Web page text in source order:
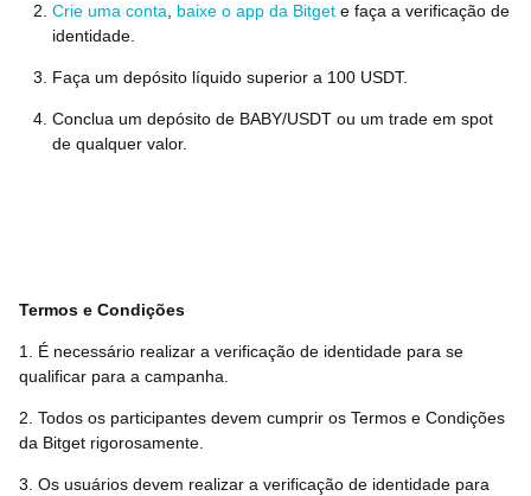
Crie uma conta baixe o app da Bitget e faça a verificação de
identidade.
Faça um depósito líquido superior a 100 USDT.
Conclua um depósito de BABY/USDT ou um trade em spot
de qualquer valor.
Termos e Condições
1. É necessário realizar a verificação de identidade para se
qualificar para a campanha.
2. Todos os participantes devem cumprir os Termos e Condições
da Bitget rigorosamente.
3. Os usuários devem realizar a verificação de identidade para